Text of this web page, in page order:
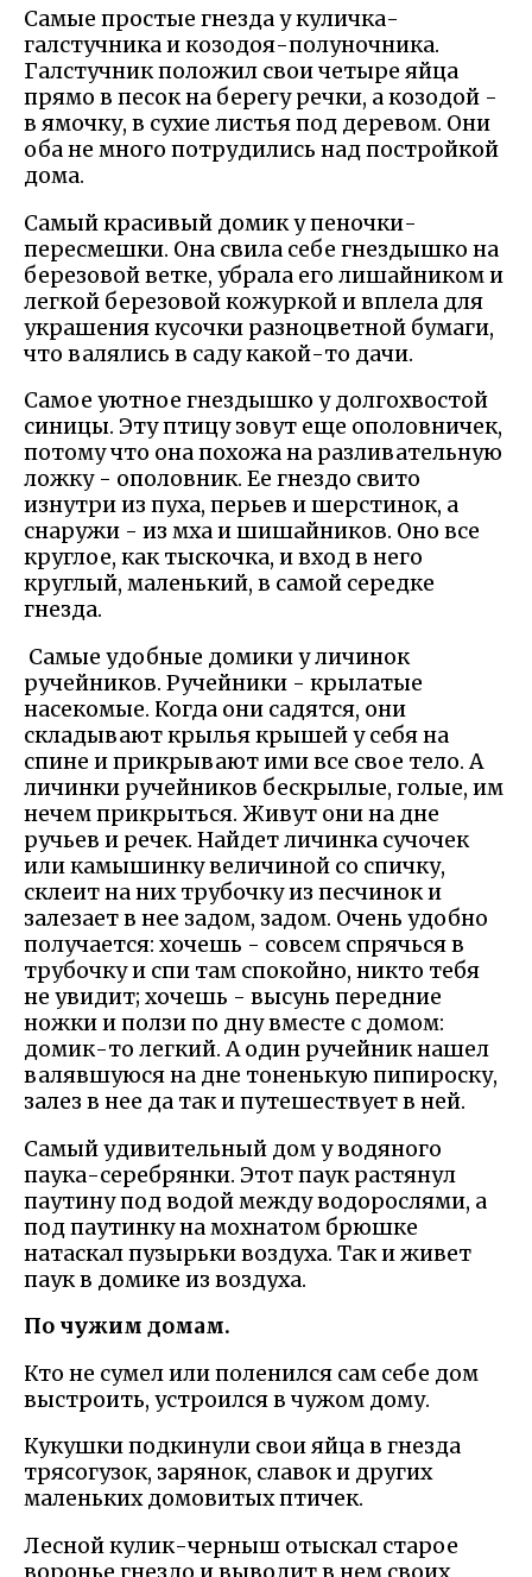
Самые простые гнезда у куличка-
галстучника и козодоя-полуночника.
Галстучник положил свои четыре яйца
прямо в песок на берегу речки, а козодой -
в ямочку, в сухие листья под деревом. Они
оба не много потрудились над постройкой
дома.
Самый красивый домик у пеночки-
пересмешки. Она свила себе гнездышко на
березовой ветке, убрала его лишайником и
легкой березовой кожуркой и вплела для
украшения кусочки разноцветной бумаги,
что валялись в саду какой-то дачи.
Самое уютное гнездышко у долгохвостой
синицы. Эту птицу зовут еще ополовничек,
потому что она похожа на разливательную
ложку - ополовник. Ее гнездо свито
изнутри из пуха, перьев и шерстинок, а
снаружи - из мха и шишайников. Оно все
круглое, как тыскочка, и вход в него
круглый, маленький, в самой середке
гнезда.
Самые удобные домики у личинок
ручейников. Ручейники - крылатые
насекомые. Когда они садятся, они
складывают крылья крышей у себя на
спине и прикрывают ими все свое тело. А
личинки ручейников бескрылые, голые, им
нечем прикрыться. Живут они на дне
ручьев и речек. Найдет личинка сучочек
или камышинку величиной со спичку,
склеит на них трубочку из песчинок и
залезает в нее задом, задом. Очень удобно
получается: хочешь - совсем спрячься в
трубочку и спи там спокойно, никто тебя
не увидит; хочешь - высунь передние
ножки и ползи по дну вместе с домом:
домик-то легкий. А один ручейник нашел
валявшуюся на дне тоненькую пипироску,
залез в нее да так и путешествует в ней.
Самый удивительный дом у водяного
паука-серебрянки. Этот паук растянул
паутину под водой между водорослями, а
под паутинку на мохнатом брюшке
натаскал пузырьки воздуха. Так и живет
паук в домике из воздуха.
По чужим домам.
Кто не сумел или поленился сам себе дом
выстроить, устроился в чужом дому.
Кукушки подкинули свои яйца в гнезда
трясогузок, зарянок, славок и других
маленьких домовитых птичек.
Лесной кулик-черныш отыскал старое